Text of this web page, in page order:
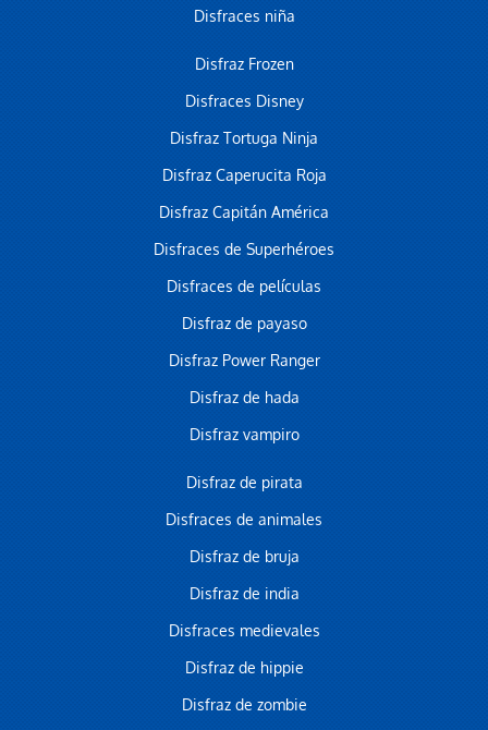
Disfraces niña
Disfraz Frozen
Disfraces Disney
Disfraz Tortuga Ninja
Disfraz Caperucita Roja
Disfraz Capitán América
Disfraces de Superhéroes
Disfraces de películas
Disfraz de payaso
Disfraz Power Ranger
Disfraz de hada
Disfraz vampiro
Disfraz de pirata
Disfraces de animales
Disfraz de bruja
Disfraz de india
Disfraces medievales
Disfraz de hippie
Disfraz de zombie